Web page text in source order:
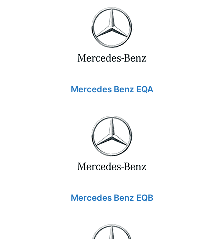
Mercedes Benz EQA
Mercedes Benz EQB